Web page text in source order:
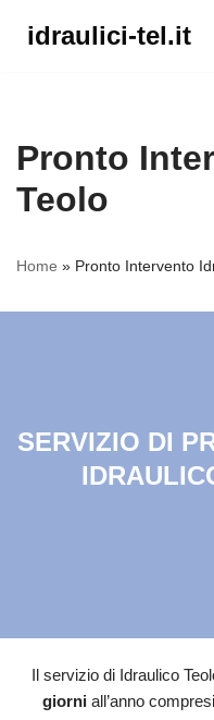
idraulici-tel.it
Home » Pronto Intervento
Pronto
Teolo
SERVIZIO DI
Il servizio di Idraulico
giorni all’anno